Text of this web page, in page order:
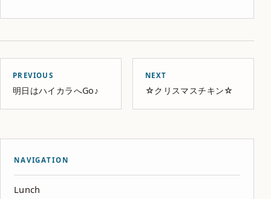
PREVIOUS
明日はハイカラへGo♪
NEXT
☆クリスマスチキン☆
NAVIGATION
Lunch